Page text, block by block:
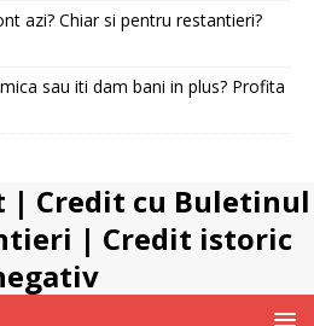
azi? Chiar si pentru restantieri?
sau iti dam bani in plus? Profita
| Credit cu Buletinul
| Credit istoric